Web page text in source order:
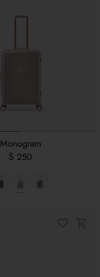
Monogram
$ 250